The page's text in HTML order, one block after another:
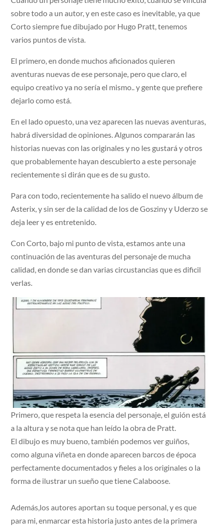
sobre todo a un autor, y en este caso es inevitable, ya que
Corto siempre fue dibujado por Hugo Pratt, tenemos
varios puntos de vista.
El primero, en donde muchos aficionados quieren
aventuras nuevas de ese personaje, pero que claro, el
equipo creativo ya no sería el mismo.. y gente que prefiere
dejarlo como está.
En el lado opuesto, una vez aparecen las nuevas aventuras,
habrá diversidad de opiniones. Algunos compararán las
historias nuevas con las originales y no les gustará y otros
que probablemente hayan descubierto a este personaje
recientemente si dirán que es de su gusto.
Para con todo, recientemente ha salido el nuevo álbum de
Asterix, y sin ser de la calidad de los de Gosziny y Uderzo se
deja leer y es entretenido.
Con Corto, bajo mi punto de vista, estamos ante una
continuación de las aventuras del personaje de mucha
calidad, en donde se dan varias circustancias que es dificil
verlas.
Primero, que respeta la esencia del personaje, el guión está
a la altura y se nota que han leído la obra de Pratt.
El dibujo es muy bueno, también podemos ver guiños,
como alguna viñeta en donde aparecen barcos de época
perfectamente documentados y fieles a los originales o la
forma de ilustrar un sueño que tiene Calaboose.
Además,los autores aportan su toque personal, y es que
para mi, enmarcar esta historia justo antes de la primera